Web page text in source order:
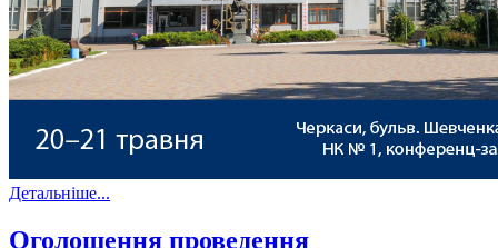
Детальніше...
Оголошення проведення